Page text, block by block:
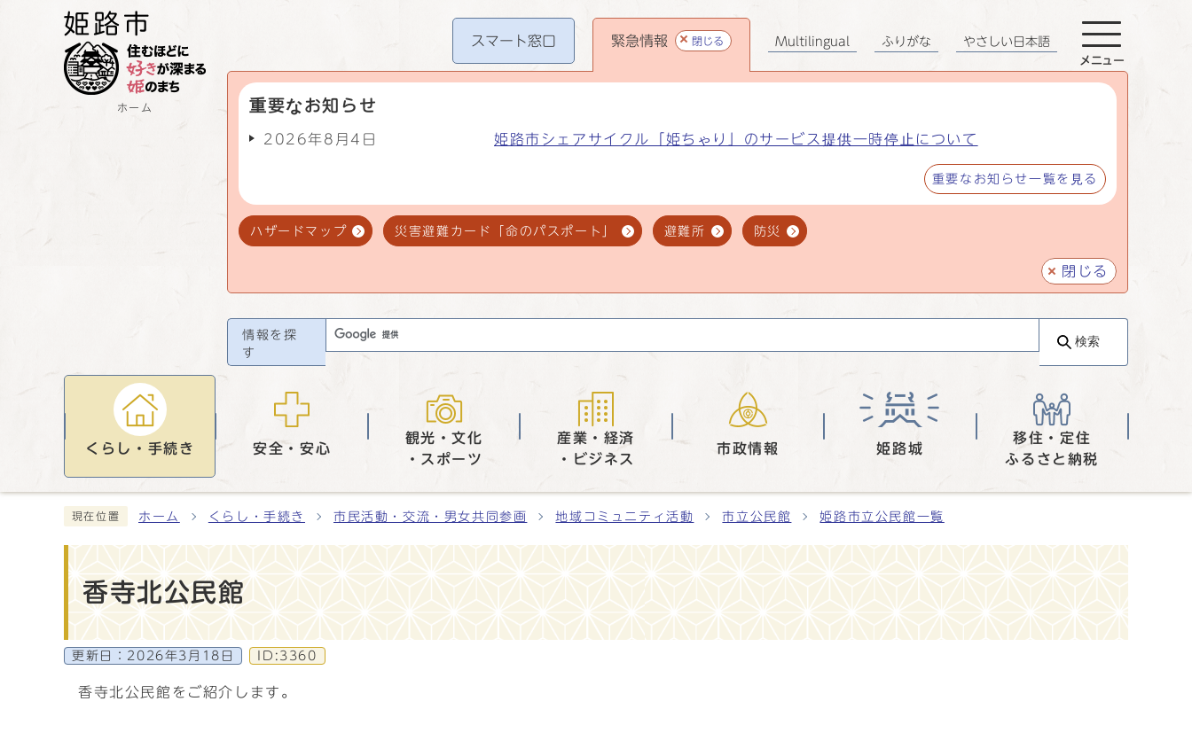
ホーム
スマート窓口 緊急情報 閉じる
重要なお知らせ
2026年8月4日 姫路市シェアサイクル「姫ちゃり」のサービス提供一時停止について
重要なお知らせ一覧を見る
ハザードマップ 災害避難カード「命のパスポート」 避難所 防災
閉じる
Multilingual ふりがな やさしい日本語
メニュー
情報を探
す
検索
くらし・手続き 安全・安心
観光・文化
・スポーツ
産業・経済
・ビジネス
市政情報 姫路城
移住・定住
ふるさと納税
現在位置 ホーム くらし・手続き 市民活動・交流・男女共同参画 地域コミュニティ活動 市立公民館 姫路市立公民館一覧
香寺北公民館
更新日： 2026年3月18日 ID:3360
香寺北公民館をご紹介します。